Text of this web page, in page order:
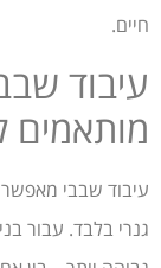
חיים.
עיבוד
מותאמים
עיבוד שבבי מאפשר
גנרי בלבד. עבור